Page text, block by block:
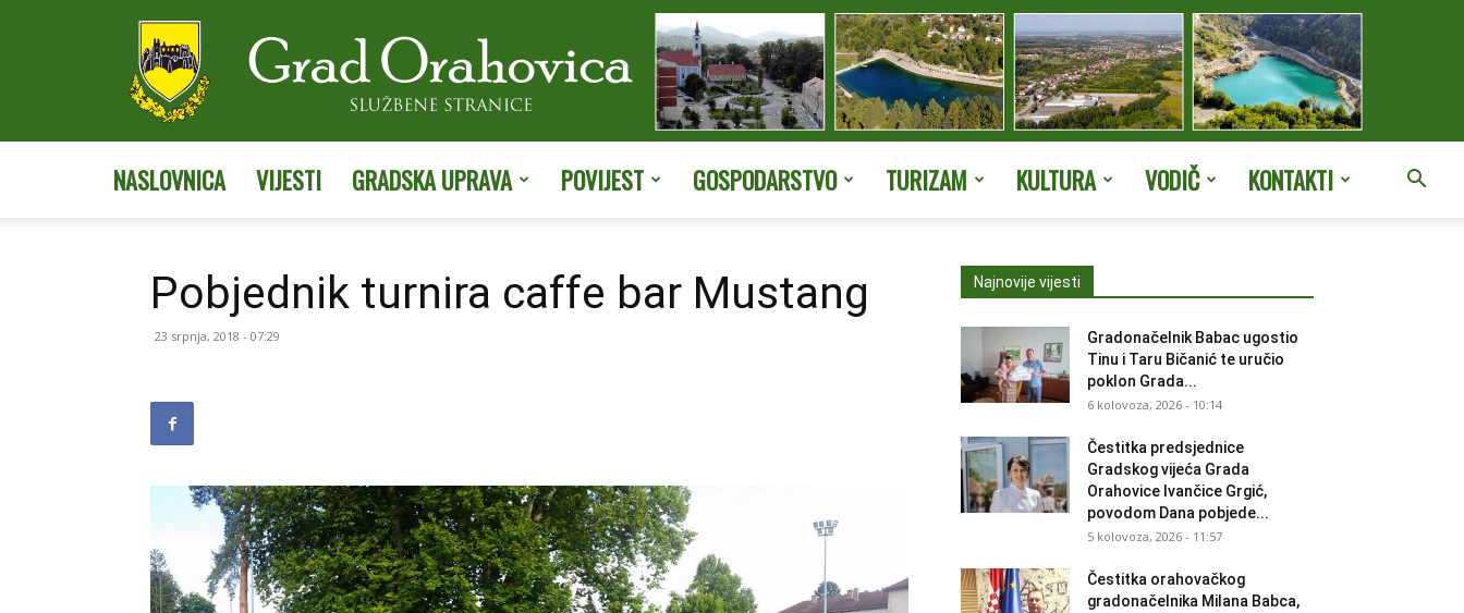
NASLOVNICA VIJESTI GRADSKA UPRAVA POVIJEST GOSPODARSTVO TURIZAM KULTURA VODIČ KONTAKTI
Pobjednik turnira caffe bar Mustang
23 srpnja, 2018 - 07:29
Najnovije vijesti
Gradonačelnik Babac ugostio
Tinu i Taru Bičanić te uručio
poklon Grada...
6 kolovoza, 2026 - 10:14
Čestitka predsjednice
Gradskog vijeća Grada
Orahovice Ivančice Grgić,
povodom Dana pobjede...
5 kolovoza, 2026 - 11:57
Čestitka orahovačkog
gradonačelnika Milana Babca,